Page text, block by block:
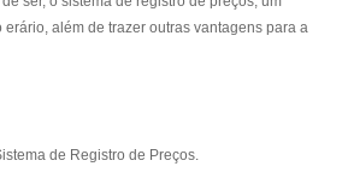
além de trazer outras vantagens para a
de Registro de Preços.